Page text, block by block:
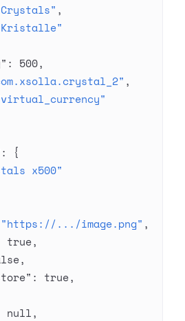
,
: 500,
,
: {
x500"
"https://.../image.png" ,
true,
,
: true,
null,